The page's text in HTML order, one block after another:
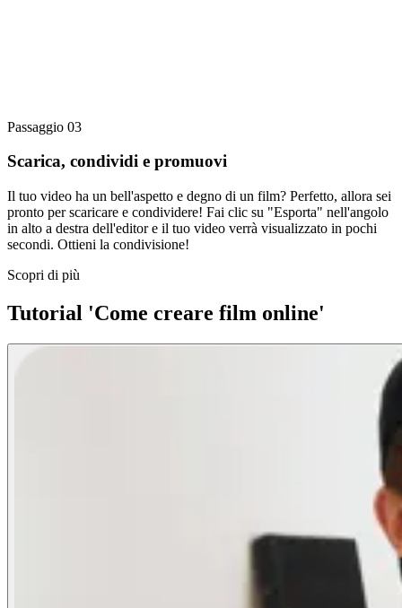
Passaggio 03
Scarica, condividi e promuovi
Il tuo video ha un bell'aspetto e degno di un film? Perfetto, allora sei
pronto per scaricare e condividere! Fai clic su "Esporta" nell'angolo
in alto a destra dell'editor e il tuo video verrà visualizzato in pochi
secondi. Ottieni la condivisione!
Scopri di più
Tutorial 'Come creare film online'